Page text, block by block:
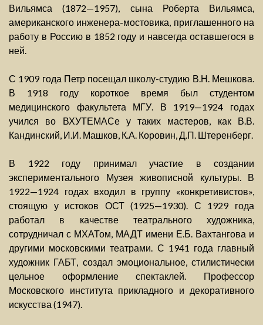
Вильямса (1872—1957), сына Роберта Вильямса,
американского инженера-мостовика, приглашенного на
работу в Россию в 1852 году и навсегда оставшегося в
ней.
С 1909 года Петр посещал школу-студию В.Н. Мешкова.
В 1918 году короткое время был студентом
медицинского факультета МГУ. В 1919—1924 годах
учился во ВХУТЕМАСе у таких мастеров, как В.В.
Кандинский, И.И. Машков, К.А. Коровин, Д.П. Штеренберг.
В 1922 году принимал участие в создании
экспериментального Музея живописной культуры. В
1922—1924 годах входил в группу «конкретивистов»,
стоящую у истоков ОСТ (1925—1930). С 1929 года
работал в качестве театрального художника,
сотрудничал с МХАТом, МАДТ имени Е.Б. Вахтангова и
другими московскими театрами. С 1941 года главный
художник ГАБТ, создал эмоциональное, стилистически
цельное оформление спектаклей. Профессор
Московского института прикладного и декоративного
искусства (1947).